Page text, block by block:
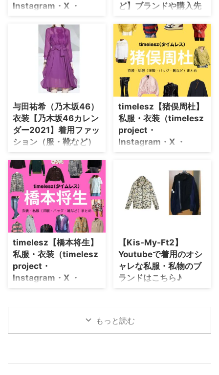
井上尚弥さんのプロフィール
（年齢・身長） 生年月日 1993年
4月10日(歳) 身長 165cm 井上尚
弥さんの公式SNS Instagram
Instagram・X ・
Youtube・テレビ番
組）のファッション･ブ
ランドまとめ【随時更
timelesz（タイムレス）・篠塚大
輝さんの衣装・服装（服･バッグ･
アクセ・靴など）やファッション
のコーデを着用シーン別・コーデ
別に紹介♪
ど】ブランドや購入先
はこちら♪
大人気シンガーソングライターの
藤井風さんの個性的でカッコいい
衣装をチェックして随時更新して
います♪
与田祐希（乃木坂46）
衣装【乃木坂46カレン
ダー2021】着用ファッ
ション（服・靴など）
のブランドはこちら♪
こちらのページでは与田祐希さん
が【乃木坂46：オフィシャルカ
レンダー2021】で着用している
ファッション・衣装（服・バッ
グ・アクセサリー・腕時計・靴な
ど）のブランドやコーデを紹介し
ていきます♪(*^^*) 与田祐希さ
過去に出演したドラマの衣装 生
年月日 2000年5月5日(歳) 身長
153cm ドラマの服装 君が死刑に
なる前に リブート 与田祐希さん
の公式SNS Instagram ⇒ 与田祐
timelesz【猪俣周杜】
私服・衣装（timelesz
project・
Instagram・X ・
Youtube・テレビ番
ランドまとめ【随時更
新】
timelesz（タイムレス）・猪俣周
杜さんの衣装・服装（服･バッグ･
別に紹介♪
timelesz【橋本将生】
私服・衣装（timelesz
project・
Instagram・X ・
Youtube・テレビ番
【Kis-My-Ft2】
Youtubeで着用のオシ
ャレな私服・私物のブ
ランドはこちら♪
こちらのページでは【Kis-My-
で着用している服（服装）・ファ
もっと読む